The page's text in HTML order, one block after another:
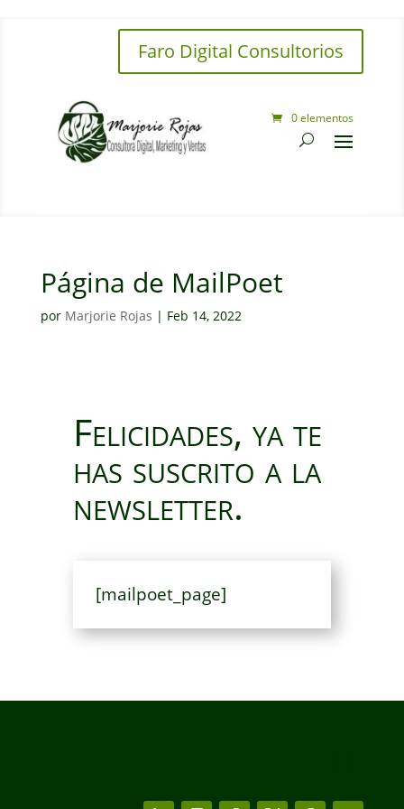
Faro Digital Consultorios
0 elementos
Página de MailPoet
por Marjorie Rojas | Feb 14, 2022
Felicidades, ya te
has suscrito a la
newsletter.
[mailpoet_page]